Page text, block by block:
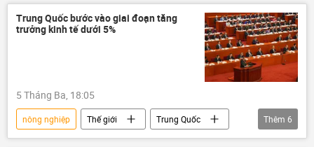
thông tin
đất
quản lý đất đai
nhà
Xã hội
Trung Quốc bước vào giai đoạn tăng
trưởng kinh tế dưới 5%
5 Tháng Ba, 18:05
nông nghiệp Thế giới
Trung Quốc
Kinh tế
Chính trị
GDP
Thêm 6